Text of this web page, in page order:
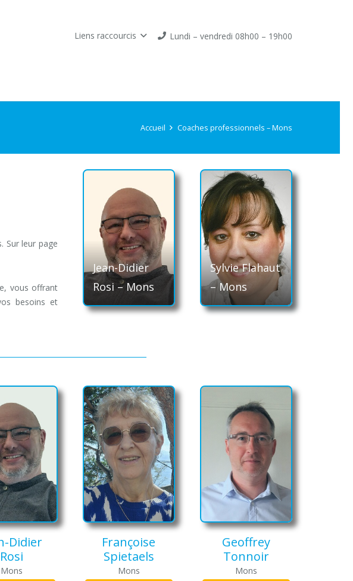
Liens raccourcis Lundi – vendredi 08h00 – 19h00
Accueil Coaches professionnels – Mons
Sur leur page
vous offrant
besoins et
Jean-Didier
Rosi – Mons
Sylvie Flahaut
– Mons
Didier
Rosi
Mons
Françoise
Spietaels
Mons
Geoffrey
Tonnoir
Mons